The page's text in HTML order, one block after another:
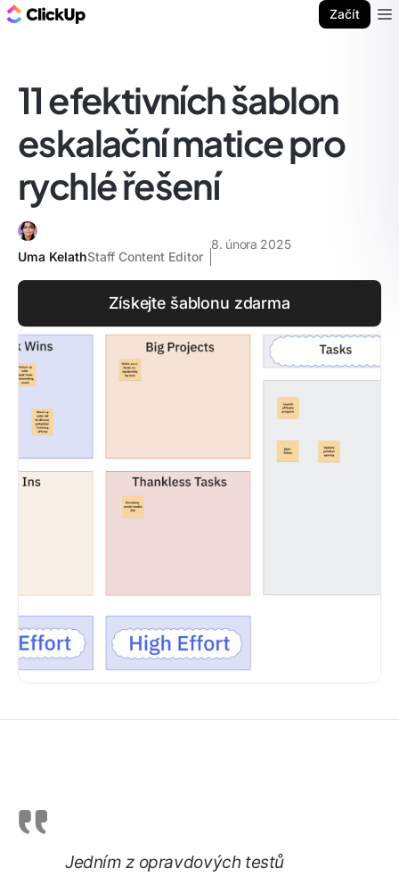
Začít
11 efektivních šablon
eskalační matice pro
rychlé řešení
Uma KelathStaff Content Editor
8. února 2025
Získejte šablonu zdarma
Jedním z opravdových testů